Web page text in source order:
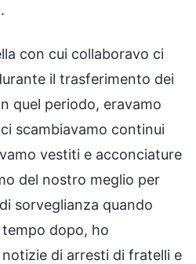
con cui collaboravo ci
il trasferimento dei
quel periodo, eravamo
scambiavamo continui
vestiti e acconciature
del nostro meglio per
sorveglianza quando
dopo, ho
di arresti di fratelli e